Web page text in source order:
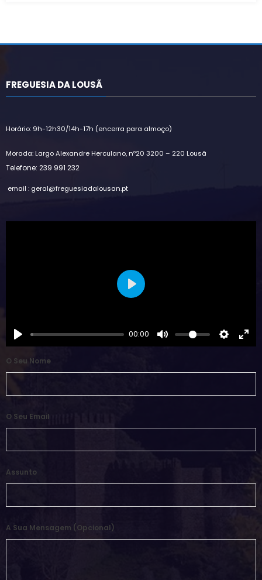
FREGUESIA DA LOUSÃ
Horário: 9h-12h30/14h-17h (encerra para almoço)
Morada: Largo Alexandre Herculano, nº20 3200 – 220 Lousã
Telefone: 239 991 232
email : geral@freguesiadalousan.pt
00:00
Play
O Seu Nome
O Seu Email
Assunto
A Sua Mensagem (opcional)